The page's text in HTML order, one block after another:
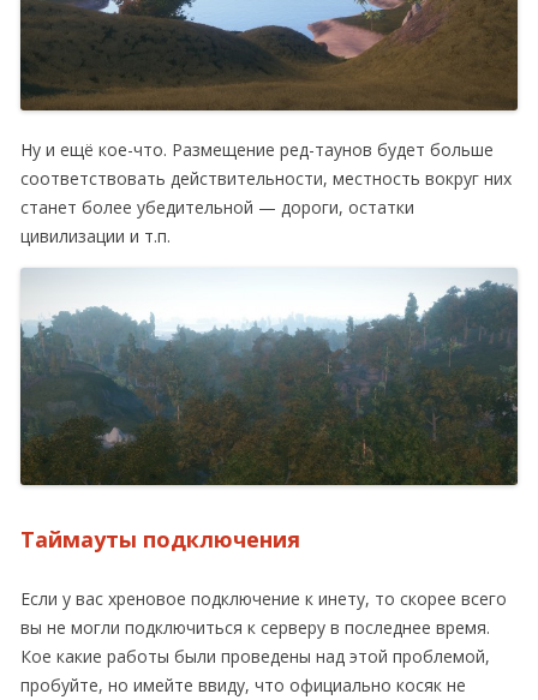
Ну и ещё кое-что. Размещение ред-таунов будет больше
соответствовать действительности, местность вокруг них
станет более убедительной — дороги, остатки
цивилизации и т.п.
Таймауты подключения
Если у вас хреновое подключение к инету, то скорее всего
вы не могли подключиться к серверу в последнее время.
Кое какие работы были проведены над этой проблемой,
пробуйте, но имейте ввиду, что официально косяк не